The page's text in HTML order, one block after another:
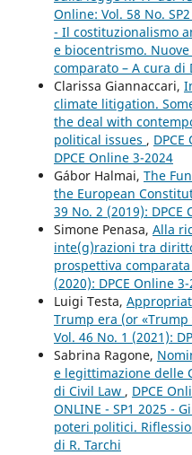
Online: Vol. 58 No.
- Il costituzionalismo
e biocentrismo.
comparato – A cura di
Clarissa Giannaccari,
climate litigation.
the deal with
political issues ,
DPCE Online 3-2024
Gábor Halmai, The
the European
39 No. 2 (2019): DPCE
Simone Penasa, Alla
inte(g)razioni tra
prospettiva comparata
(2020): DPCE Online
Luigi Testa,
Trump era (or «Trump
Vol. 46 No. 1 (2021):
Sabrina Ragone,
e legittimazione delle
di Civil Law , DPCE
ONLINE - SP1 2025 -
poteri politici.
di R. Tarchi